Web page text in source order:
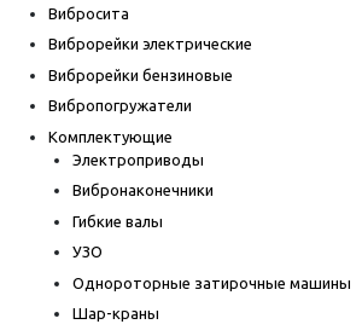
Вибросита
Виброрейки электрические
Виброрейки бензиновые
Вибропогружатели
Комплектующие
Электроприводы
Вибронаконечники
Гибкие валы
УЗО
Однороторные затирочные машины
Шар-краны